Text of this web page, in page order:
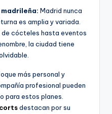
Madrid nunca
es amplia y variada.
de cócteles hasta eventos
la ciudad tiene
más personal y
profesional pueden
para estos planes.
destacan por su